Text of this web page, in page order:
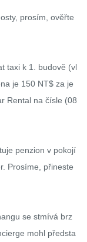
prosím, ověřte
taxi k 1. budově (vl
je 150 NT$ za je
Rental na čísle (08
penzion v pokojí
Prosíme, přineste
se stmívá brz
mohl předsta